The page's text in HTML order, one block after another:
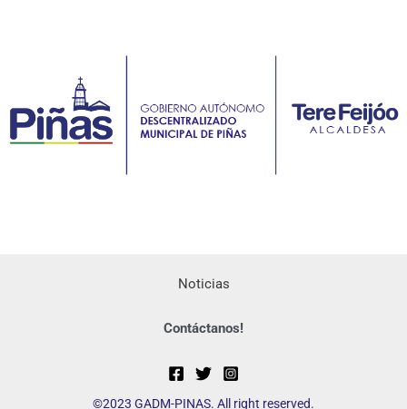
Noticias
Contáctanos!
©2023 GADM-PINAS. All right reserved.